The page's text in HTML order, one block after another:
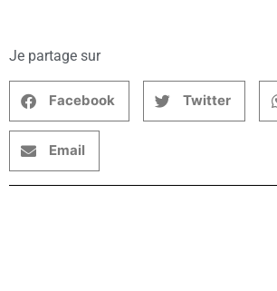
Je partage sur
Facebook Twitter
Email